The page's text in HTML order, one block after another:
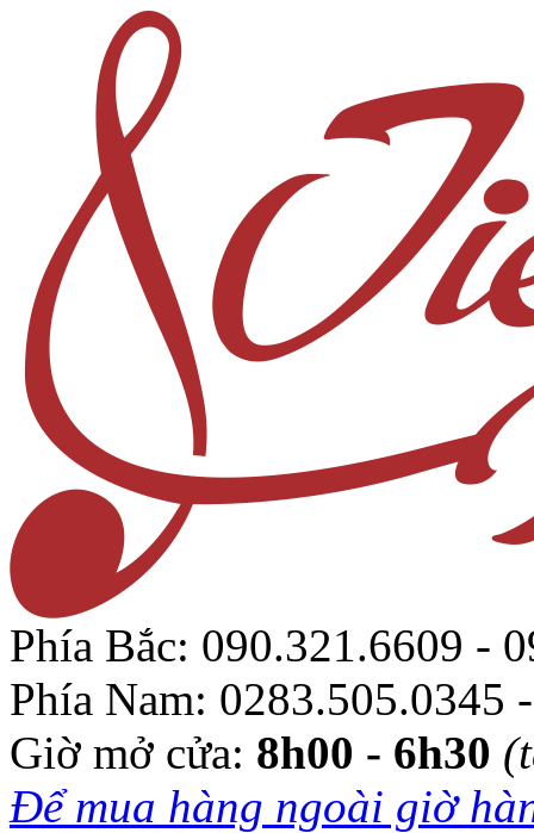
Phía Bắc: 090.321.6609 -
Phía Nam: 0283.505.0345
Giờ mở cửa: 8h00 - 6h30
Để mua hàng ngoài giờ